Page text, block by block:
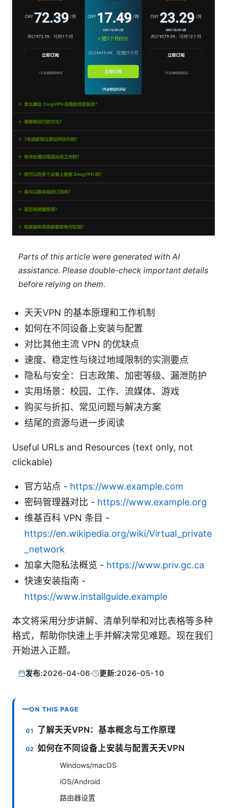
Parts of this article were generated with AI
assistance. Please double-check important details
before relying on them.
天天VPN 的基本原理和工作机制
如何在不同设备上安装与配置
对比其他主流 VPN 的优缺点
速度、稳定性与绕过地域限制的实测要点
隐私与安全：日志政策、加密等级、漏泄防护
实用场景：校园、工作、流媒体、游戏
购买与折扣、常见问题与解决方案
结尾的资源与进一步阅读
Useful URLs and Resources (text only, not
clickable)
官方站点 - https://www.example.com
密码管理器对比 - https://www.example.org
维基百科 VPN 条目 -
https://en.wikipedia.org/wiki/Virtual_private
_network
加拿大隐私法概览 - https://www.priv.gc.ca
快速安装指南 -
https://www.installguide.example
本文将采用分步讲解、清单列举和对比表格等多种
格式，帮助你快速上手并解决常见难题。现在我们
开始进入正题。
发布:2026-04-06· 更新:2026-05-10
ON THIS PAGE
了解天天VPN：基本概念与工作原理
如何在不同设备上安装与配置天天VPN
Windows/macOS
iOS/Android
路由器设置